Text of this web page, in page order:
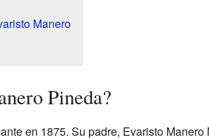
Manero
Pineda?
en 1875. Su padre, Evaristo